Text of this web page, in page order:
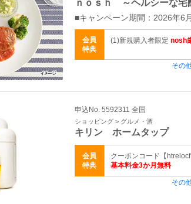
ｎｏｓｈ ～ヘルシーな宅
■キャンペーン期間：2026年6
会員
特典
(1)新規購入者限定 nosh
その
申込No. 5592311 全国
ショッピング > グルメ・酒
キリン ホームタップ
会員
特典
クーポンコード【
基本料金3か月無料
その